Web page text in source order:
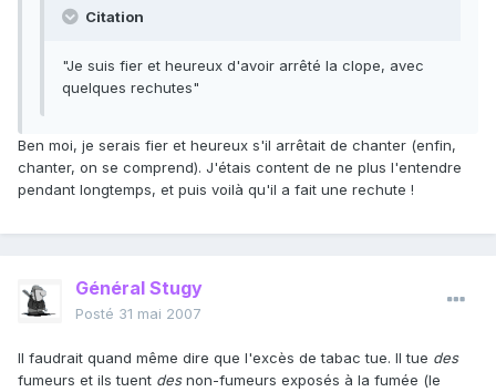
Citation
"Je suis fier et heureux d'avoir arrêté la clope, avec
quelques rechutes"
Ben moi, je serais fier et heureux s'il arrêtait de chanter (enfin,
chanter, on se comprend). J'étais content de ne plus l'entendre
pendant longtemps, et puis voilà qu'il a fait une rechute !
Général Stugy
Posté 31 mai 2007
Il faudrait quand même dire que l'excès de tabac tue. Il tue des
fumeurs et ils tuent desnon-fumeurs exposés à la fumée (le